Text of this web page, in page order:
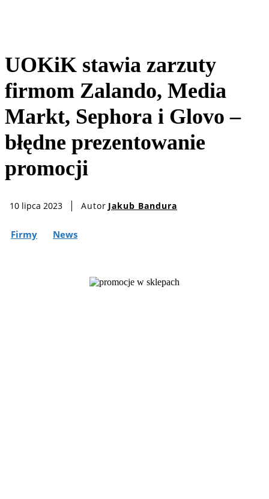
UOKiK stawia zarzuty
firmom Zalando, Media
Markt, Sephora i Glovo –
błędne prezentowanie
promocji
10 lipca 2023 Autor Jakub Bandura
Firmy News